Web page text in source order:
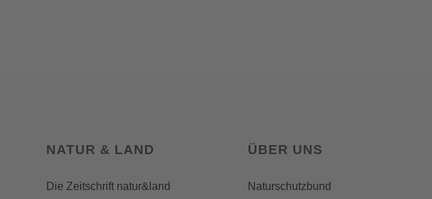
NATUR & LAND
Die Zeitschrift natur&land
ÜBER UNS
Naturschutzbund